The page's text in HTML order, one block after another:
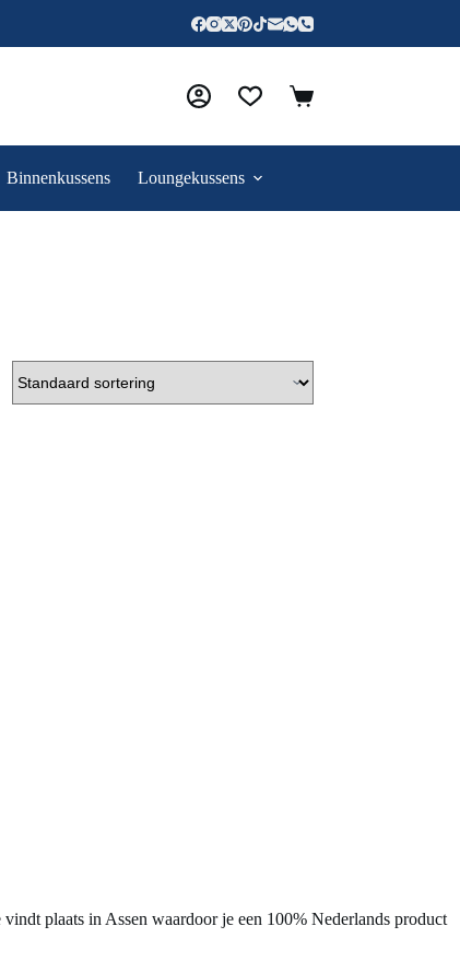
Binnenkussens Loungekussens
plaats in Assen waardoor je een 100% Nederlands product